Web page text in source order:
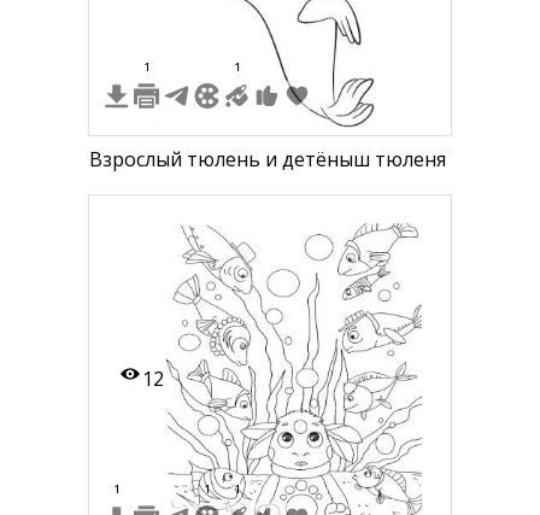
1 1
Взрослый тюлень и детёныш тюленя
12
1 1 1